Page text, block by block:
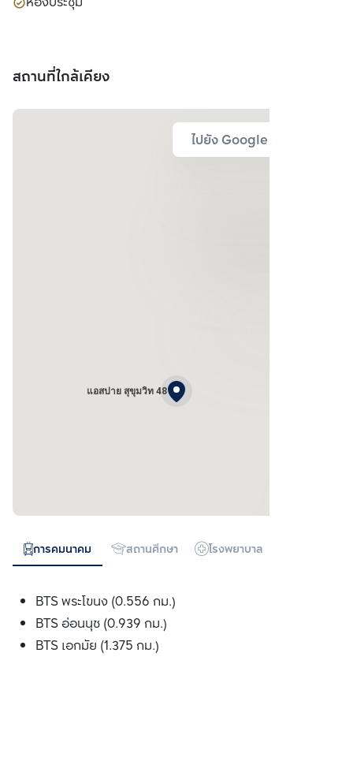
สถานที่ใกล้เคียง
ไปยัง Google Map
แอสปาย สุขุมวิท 48
การคมนาคม สถานศึกษา โรงพยาบาล
BTS พระโขนง (0.556 กม.)
BTS อ่อนนุช (0.939 กม.)
BTS เอกมัย (1.375 กม.)